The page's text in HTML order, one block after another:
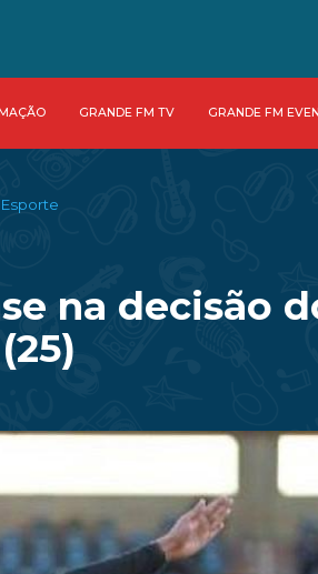
GRANDE FM TV GRANDE FM
Esporte
na decisão